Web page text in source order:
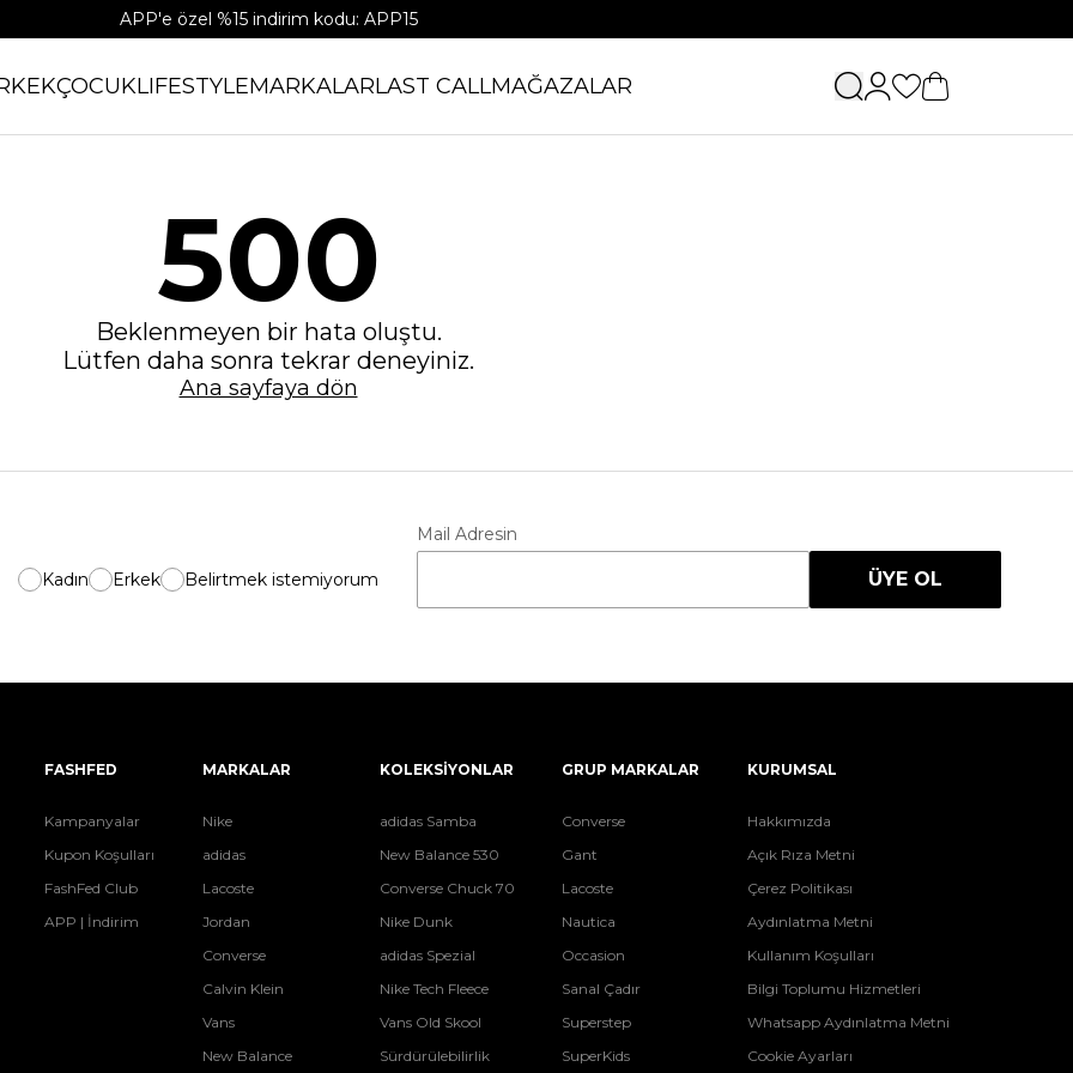
APP'e özel %15 indirim kodu: APP15
ÇOCUKLIFESTYLEMARKALARLAST CALLMAĞAZALAR
500
Beklenmeyen bir hata oluştu.
Lütfen daha sonra tekrar deneyiniz.
Ana sayfaya dön
Kadın Erkek Belirtmek istemiyorum
Mail Adresin
ÜYE OL
FASHFED
Kampanyalar
Kupon Koşulları
FashFed Club
APP | İndirim
MARKALAR
Nike
adidas
Lacoste
Jordan
Converse
Calvin Klein
Vans
New Balance
KOLEKSİYONLAR
adidas Samba
New Balance 530
Converse Chuck 70
Nike Dunk
adidas Spezial
Nike Tech Fleece
Vans Old Skool
Sürdürülebilirlik
GRUP MARKALAR
Converse
Gant
Lacoste
Nautica
Occasion
Sanal Çadır
Superstep
SuperKids
KURUMSAL
Hakkımızda
Açık Rıza Metni
Çerez Politikası
Aydınlatma Metni
Kullanım Koşulları
Bilgi Toplumu Hizmetleri
Whatsapp Aydınlatma Metni
Cookie Ayarları